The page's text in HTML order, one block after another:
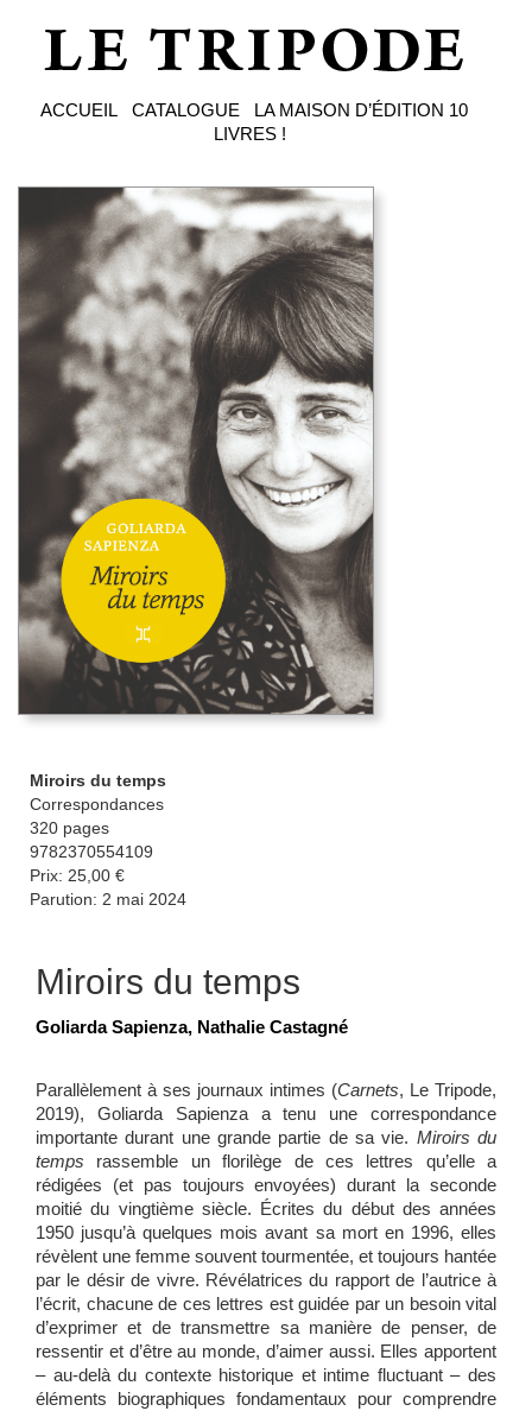
ACCUEIL CATALOGUE LA MAISON D’ÉDITION 10
LIVRES !
Miroirs du temps
Correspondances
320 pages
9782370554109
Prix: 25,00 €
Parution: 2 mai 2024
Miroirs du temps
Goliarda Sapienza, Nathalie Castagné
Parallèlement à ses journaux intimes (Carnets, Le Tripode,
2019), Goliarda Sapienza a tenu une correspondance
importante durant une grande partie de sa vie. Miroirs du
temps rassemble un florilège de ces lettres qu’elle a
rédigées (et pas toujours envoyées) durant la seconde
moitié du vingtième siècle. Écrites du début des années
1950 jusqu’à quelques mois avant sa mort en 1996, elles
révèlent une femme souvent tourmentée, et toujours hantée
par le désir de vivre. Révélatrices du rapport de l’autrice à
l’écrit, chacune de ces lettres est guidée par un besoin vital
d’exprimer et de transmettre sa manière de penser, de
ressentir et d’être au monde, d’aimer aussi. Elles apportent
– au-delà du contexte historique et intime fluctuant – des
éléments biographiques fondamentaux pour comprendre